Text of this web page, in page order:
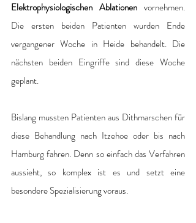
Elektrophysiologischen Ablationen vornehmen.
Die ersten beiden Patienten wurden Ende
vergangener Woche in Heide behandelt. Die
nächsten beiden Eingriffe sind diese Woche
geplant.
Bislang mussten Patienten aus Dithmarschen für
diese Behandlung nach Itzehoe oder bis nach
Hamburg fahren. Denn so einfach das Verfahren
aussieht, so komplex ist es und setzt eine
besondere Spezialisierung voraus.